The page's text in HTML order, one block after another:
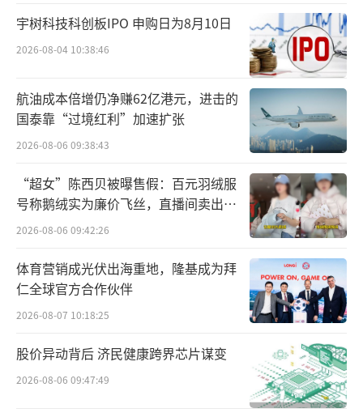
在百事公司之后，可口可乐詹鲲杰以约1.7
9亿元位居第二，排名第三的亿滋冯朴德去年获
得了1.52亿元年薪。星巴克纳思瀚则以约1.06
亿元排在“亿元阵营”的最后一名。
小食代还留意到，继2022财年因业绩、战
略重塑而暂停向高管发出“年度激励奖
金”后，星巴克去年已恢复这笔奖金的发放，
并形容2023财年（截至2023年10月1日的年
度）的财务业绩目标设定高于2022财年水平。
通常来说，年度激励奖金要比基本工资高出一
大截，主要依据公司财务业绩和个人绩效完成
度来计算。
宇树科技科创板IPO 申购日为8月10日
2026-08-04 10:38:46
航油成本倍增仍净赚62亿港元，进击的
国泰靠“过境红利”加速扩张
2026-08-06 09:38:43
“超女”陈西贝被曝售假：百元羽绒服
号称鹅绒实为廉价飞丝，直播间卖出超
百万元
2026-08-06 09:42:26
体育营销成光伏出海重地，隆基成为拜
仁全球官方合作伙伴
2026-08-07 10:18:25
股价异动背后 济民健康跨界芯片谋变
2026-08-06 09:47:49